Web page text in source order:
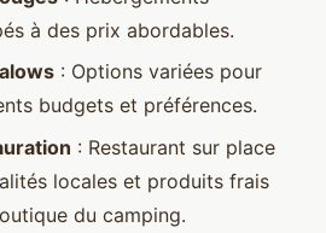
à des prix abordables.
: Options variées pour
budgets et préférences.
: Restaurant sur place
locales et produits frais
du camping.